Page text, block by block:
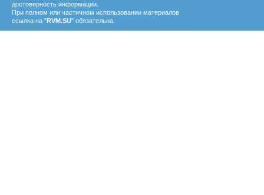
достоверность информации.
При полном или частичном использовании материалов
ссылка на "RVM.SU" обязательна.